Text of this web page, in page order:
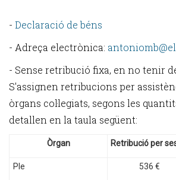
- Declaració de béns
- Adreça electrònica:
- Sense retribució fixa, en no tenir
S'assignen retribucions per
òrgans col·legiats, segons les
detallen en la taula següent:
Òrgan Retribució per
Ple 536 €